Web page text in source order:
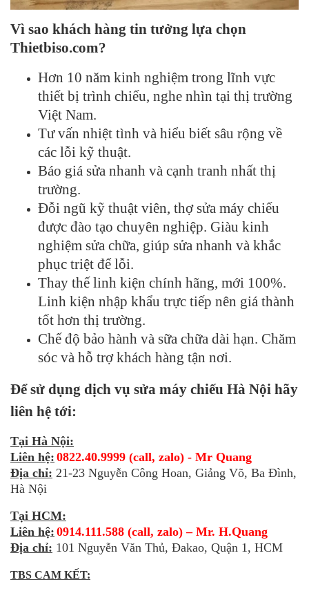
Vì sao khách hàng tin tưởng lựa chọn
Thietbiso.com?
Hơn 10 năm kinh nghiệm trong lĩnh vực
thiết bị trình chiếu, nghe nhìn tại thị trường
Việt Nam.
Tư vấn nhiệt tình và hiểu biết sâu rộng về
các lỗi kỹ thuật.
Báo giá sửa nhanh và cạnh tranh nhất thị
trường.
Đỗi ngũ kỹ thuật viên, thợ sửa máy chiếu
được đào tạo chuyên nghiệp. Giàu kinh
nghiệm sửa chữa, giúp sửa nhanh và khắc
phục triệt để lỗi.
Thay thế linh kiện chính hãng, mới 100%.
Linh kiện nhập khẩu trực tiếp nên giá thành
tốt hơn thị trường.
Chế độ bảo hành và sữa chữa dài hạn. Chăm
sóc và hỗ trợ khách hàng tận nơi.
Để sử dụng dịch vụ sửa máy chiếu Hà Nội hãy
liên hệ tới:
Tại Hà Nội:
Liên hệ: 0822.40.9999 (call, zalo) - Mr Quang
Địa chỉ: 21-23 Nguyễn Công Hoan, Giảng Võ, Ba Đình,
Hà Nội
Tại HCM:
Liên hệ: 0914.111.588 (call, zalo) – Mr. H.Quang
Địa chỉ: 101 Nguyễn Văn Thủ, Đakao, Quận 1, HCM
TBS CAM KẾT: